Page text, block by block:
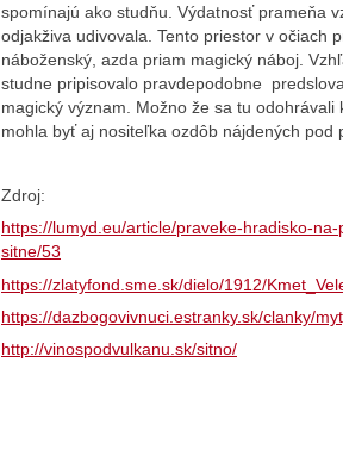
spomínajú ako studňu. Výdatnosť prameňa
odjakživa udivovala. Tento priestor v očiach
náboženský, azda priam magický náboj.
studne pripisovalo pravdepodobne
magický význam. Možno že sa tu
mohla byť aj nositeľka ozdôb nájdených pod
Zdroj:
https://lumyd.eu/article/praveke-hradisko-
sitne/53
https://zlatyfond.sme.sk/dielo/1912/
https://dazbogovivnuci.estranky.sk/clanky/
http://vinospodvulkanu.sk/sitno/